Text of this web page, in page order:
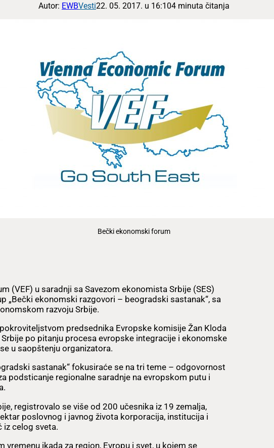
Autor: EWBVesti22. 05. 2017. u 16:104 minuta čitanja
Bečki ekonomski forum
(VEF) u saradnji sa Savezom ekonomista Srbije (SES)
„Bečki ekonomski razgovori – beogradski sastanak“, sa
razvoju Srbije.
predsednika Evropske komisije Žan Kloda
po pitanju procesa evropske integracije i ekonomske
u saopštenju organizatora.
sastanak“ fokusiraće se na tri teme – odgovornost
podsticanje regionalne saradnje na evropskom putu i
registrovalo se više od 200 učesnika iz 19 zemalja,
poslovnog i javnog života korporacija, institucija i
iz celog sveta.
vremenu ikada za region, Evropu i svet, u kojem se